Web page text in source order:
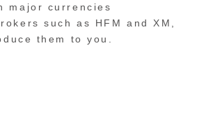
major currencies
such as HFM and XM,
them to you.